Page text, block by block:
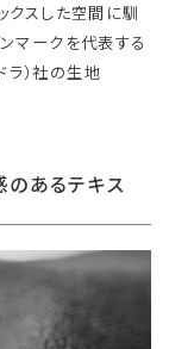
クスした空間に馴
マークを代表する
ラ）社の生地
あるテキス